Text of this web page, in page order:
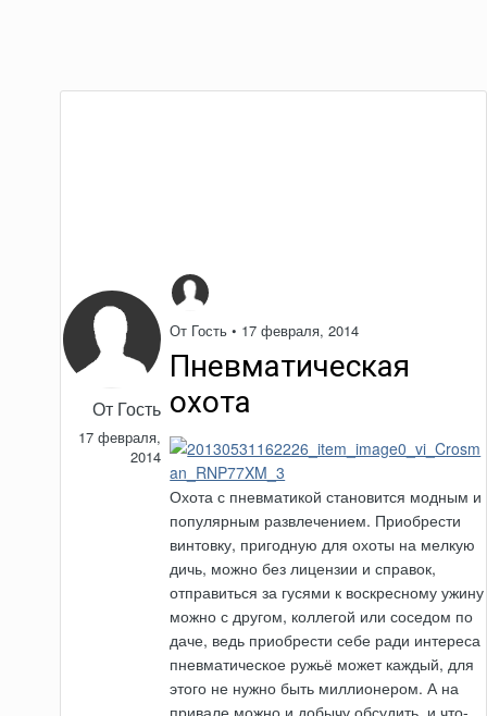
От Гость
17 февраля,
2014
От Гость • 17 февраля, 2014
Пневматическая
охота
Охота с пневматикой становится модным и
популярным развлечением. Приобрести
винтовку, пригодную для охоты на мелкую
дичь, можно без лицензии и справок,
отправиться за гусями к воскресному ужину
можно с другом, коллегой или соседом по
даче, ведь приобрести себе ради интереса
пневматическое ружьё может каждый, для
этого не нужно быть миллионером. А на